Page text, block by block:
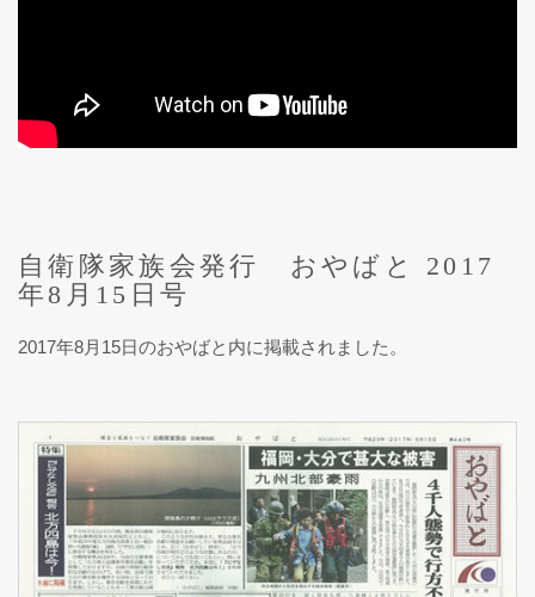
自衛隊家族会発行 おやばと 2017
年8月15日号
2017年8月15日のおやばと内に掲載されました。